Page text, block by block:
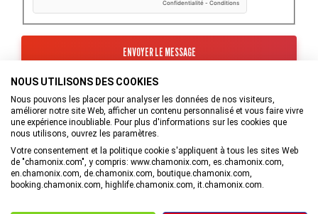
Les informations recueillies à partir de ce formulaire sont
transmises au service interne de l’Office de Tourisme de la
Vallée de Chamonix-Mont-Blanc qui va prendre en charge
votre demande.
En savoir plus sur la gestion de vos données et vos droits.
Recevez des bons plans personnalisés !
NOUS UTILISONS DES COOKIES
Nous pouvons les placer pour analyser les données de nos visiteurs,
améliorer notre site Web, afficher un contenu personnalisé et vous faire vivre
une expérience inoubliable. Pour plus d'informations sur les cookies que
nous utilisons, ouvrez les paramètres.
Votre consentement et la politique cookie s'appliquent à tous les sites Web
de "chamonix.com", y compris: www.chamonix.com, es.chamonix.com,
en.chamonix.com, de.chamonix.com, boutique.chamonix.com,
booking.chamonix.com, highlife.chamonix.com, it.chamonix.com.